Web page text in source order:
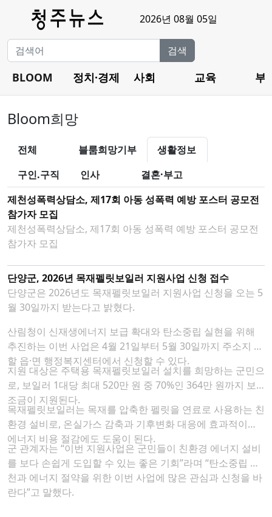
2026년 08월 05일
검색
BLOOM 정치·경제 사회 교육 부
Bloom희망
전체 블룸희망기부
생활정보
구인.구직
인사
결혼·부고
제천성폭력상담소, 제17회 아동 성폭력 예방 포스터 공모전
참가자 모집
제천성폭력상담소, 제17회 아동 성폭력 예방 포스터 공모전
참가자 모집
단양군, 2026년 목재펠릿보일러 지원사업 신청 접수
단양군은 2026년도 목재펠릿보일러 지원사업 신청을 오는 5
월 30일까지 받는다고 밝혔다.
산림청이 신재생에너지 보급 확대와 탄소중립 실현을 위해
추진하는 이번 사업은 4월 21일부터 5월 30일까지 주소지 관
할 읍·면 행정복지센터에서 신청할 수 있다.
지원 대상은 주택용 목재펠릿보일러 설치를 희망하는 군민으
로, 보일러 1대당 최대 520만 원 중 70%인 364만 원까지 보
조금이 지원된다.
목재펠릿보일러는 목재를 압축한 펠릿을 연료로 사용하는 친
환경 설비로, 온실가스 감축과 기후변화 대응에 효과적이며
에너지 비용 절감에도 도움이 된다.
군 관계자는 “이번 지원사업은 군민들이 친환경 에너지 설비
를 보다 손쉽게 도입할 수 있는 좋은 기회”라며 “탄소중립 실
천과 에너지 절약을 위한 이번 사업에 많은 관심과 신청을 바
란다”고 말했다.